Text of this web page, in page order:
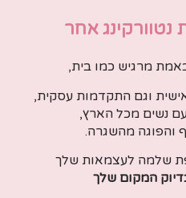
אחר
מרגיש כמו בית,
וגם התקדמות עסקית,
נשים מכל הארץ,
והפוגה מהשגרה.
שלמה לעצמאות שלך
המקום שלך